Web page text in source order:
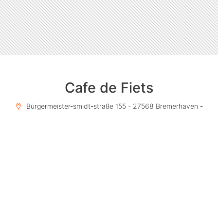
Cafe de Fiets
Bürgermeister-smidt-straße 155 - 27568 Bremerhaven -